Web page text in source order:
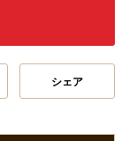
シェア